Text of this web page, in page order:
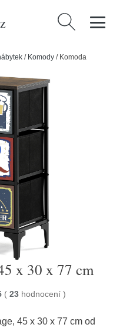
Vyhledávání
/ Komody / Komoda
x 30 x 77 cm
( 23 hodnocení )
45 x 30 x 77 cm od